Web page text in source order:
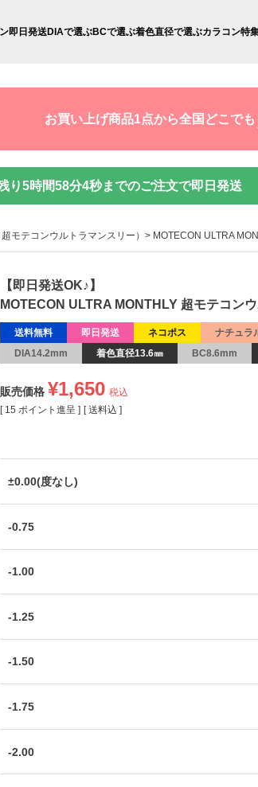
即日発送DIAで選ぶBCで選ぶ着色直径で選ぶカラコン特
お買い上げ商品1点から全国どこでも
り5時間58分3秒までのご注文で即日発送
モテコンウルトラマンスリー） MOTECON ULTRA
【即日発送OK♪】
MOTECON ULTRA MONTHLY 超モテコン
送料無料 即日発送 ネコポス ナチュラ
DIA14.2mm
着色直径13.6㎜ BC8.6mm
販売価格 ¥1,650 税込
[ 15 ポイント進呈 ] 送料込
±0.00(度なし)
-0.75
-1.00
-1.25
-1.50
-1.75
-2.00